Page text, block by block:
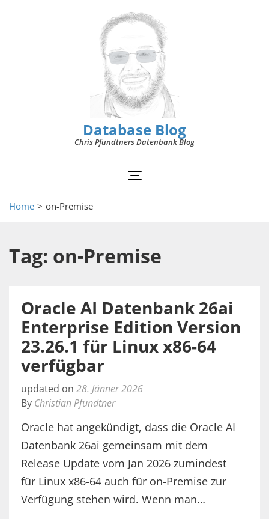
Database Blog
Chris Pfundtners Datenbank Blog
Home > on-Premise
Tag: on-Premise
Oracle AI Datenbank 26ai
Enterprise Edition Version
23.26.1 für Linux x86-64
verfügbar
updated on 28. Jänner 2026
By Christian Pfundtner
Oracle hat angekündigt, dass die Oracle AI
Datenbank 26ai gemeinsam mit dem
Release Update vom Jan 2026 zumindest
für Linux x86-64 auch für on-Premise zur
Verfügung stehen wird. Wenn man…